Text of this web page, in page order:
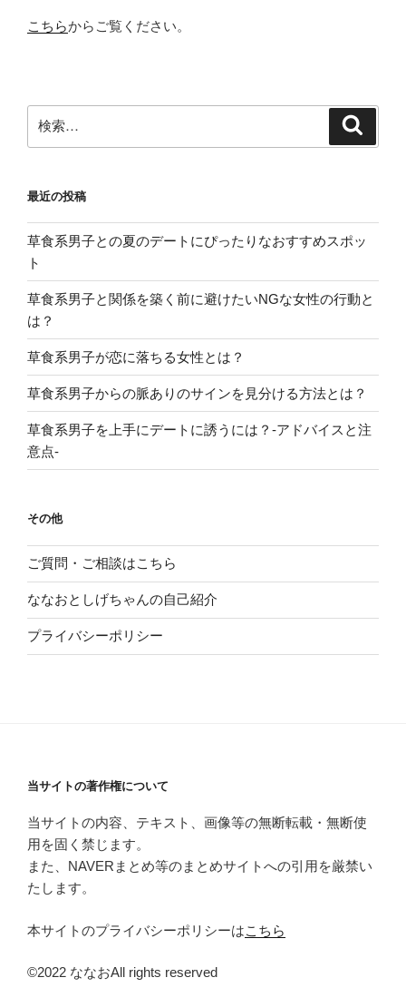
こちらからご覧ください。
索:
最近の投稿
草食系男子との夏のデートにぴったりなおすすめスポッ
ト
草食系男子と関係を築く前に避けたいNGな女性の行動と
は？
草食系男子が恋に落ちる女性とは？
草食系男子からの脈ありのサインを見分ける方法とは？
草食系男子を上手にデートに誘うには？-アドバイスと注
意点-
その他
ご質問・ご相談はこちら
ななおとしげちゃんの自己紹介
プライバシーポリシー
当サイトの著作権について
当サイトの内容、テキスト、画像等の無断転載・無断使
用を固く禁じます。
また、NAVERまとめ等のまとめサイトへの引用を厳禁い
たします。
本サイトのプライバシーポリシーはこちら
©2022 ななおAll rights reserved